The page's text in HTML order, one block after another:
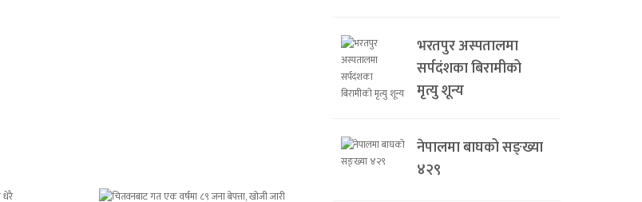
भरतपुर अस्पतालमा
सर्पदंशका बिरामीको
मृत्यु शून्य
नेपालमा बाघको सङ्ख्या
४२९